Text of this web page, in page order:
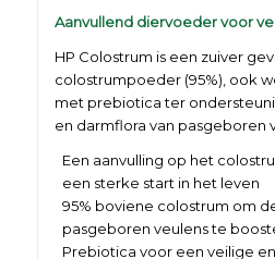
Aanvullend diervoeder voor
HP Colostrum is een zuiver
colostrumpoeder (95%), ook
met prebiotica ter
en darmflora van pasgeboren
Een aanvulling op het
een sterke start in het leven
95% boviene colostrum om
pasgeboren veulens te
Prebiotica voor een veilige